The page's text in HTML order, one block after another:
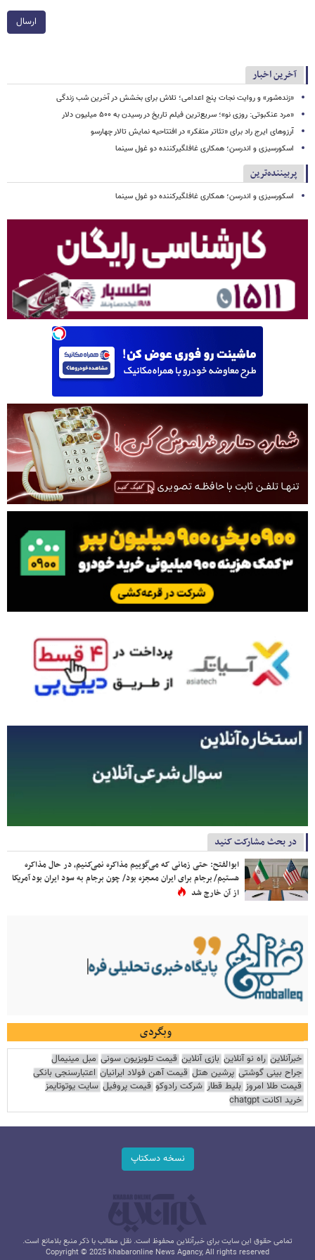
ارسال
آخرین اخبار
«زنده‌شور» و روایت نجات پنج اعدامی؛ تلاش برای بخشش در آخرین شب زندگی
«مرد عنکبوتی: روزی نو»؛ سریع‌ترین فیلم تاریخ در رسیدن به ۵۰۰ میلیون دلار
آرزوهای ایرج راد برای «تئاتر متفکر» در افتتاحیه نمایش تالار چهارسو
اسکورسیزی و اندرسن؛ همکاری غافلگیرکننده دو غول سینما
پربیننده‌ترین
اسکورسیزی و اندرسن؛ همکاری غافلگیرکننده دو غول سینما
در بحث مشارکت کنید
ابوالفتح: حتی زمانی که می‌گوییم مذاکره نمی‌کنیم، در حال مذاکره
هستیم/ برجام برای ایران معجزه بود/ چون برجام به سود ایران بود آمریکا
از آن خارج شد
وبگردی
خبرآنلاین راه نو آنلاین بازی آنلاین قیمت تلویزیون سونی مبل مینیمال
جراح بینی گوشتی پرشین هتل قیمت آهن فولاد ایرانیان اعتبارسنجی بانکی
قیمت طلا امروز بلیط قطار شرکت رادوکو قیمت پروفیل سایت یوتوتایمز
خرید اکانت chatgpt
نسخه دسکتاپ
تمامی حقوق این سایت برای خبرآنلاین محفوظ است. نقل مطالب با ذکر منبع بلامانع است.
Copyright © 2025 khabaronline News Agancy, All rights reserved